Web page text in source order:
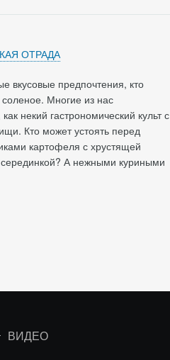
ОТРАДА
вкусовые предпочтения, кто
Многие из нас
некий гастрономический культ с
Кто может устоять перед
картофеля с хрустящей
А нежными куриными
ВИДЕО